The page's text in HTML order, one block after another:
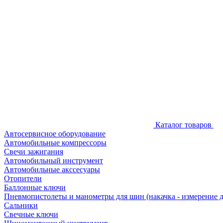
Каталог товаров
Автосервисное оборудование
Автомобильные компрессоры
Свечи зажигания
Автомобильный инструмент
Автомобильные акссесуары
Отопители
Баллонные ключи
Пневмопистолеты и манометры для шин (накачка - измерение
Сальники
Свечные ключи